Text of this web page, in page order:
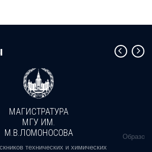
МАГИСТРАТУРА
МГУ ИМ.
М.В.ЛОМОНОСОВА
технических и химических